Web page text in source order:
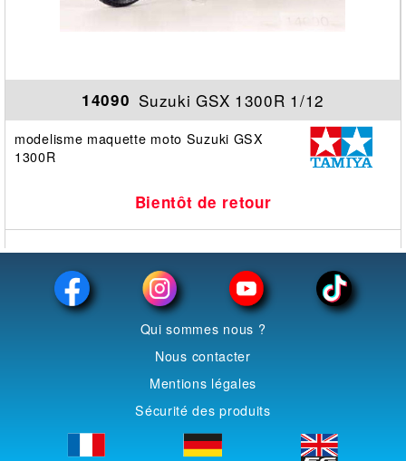
14090 Suzuki GSX 1300R 1/12
modelisme maquette moto Suzuki GSX
1300R
Bientôt de retour
Qui sommes nous ?
Nous contacter
Mentions légales
Sécurité des produits